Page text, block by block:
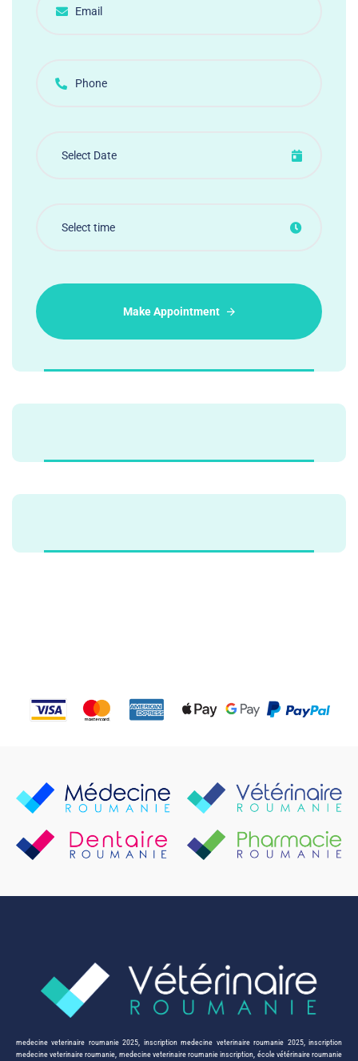
Make Appointment
medecine veterinaire roumanie 2025 inscription medecine veterinaire roumanie 2025,inscription
medecine veterinaire roumanie medecine veterinaire roumanie inscription école vétérinaire roumanie